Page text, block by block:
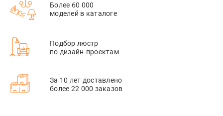
Более 60 000
моделей в каталоге
Подбор люстр
по дизайн-проектам
За 10 лет доставлено
более 22 000 заказов